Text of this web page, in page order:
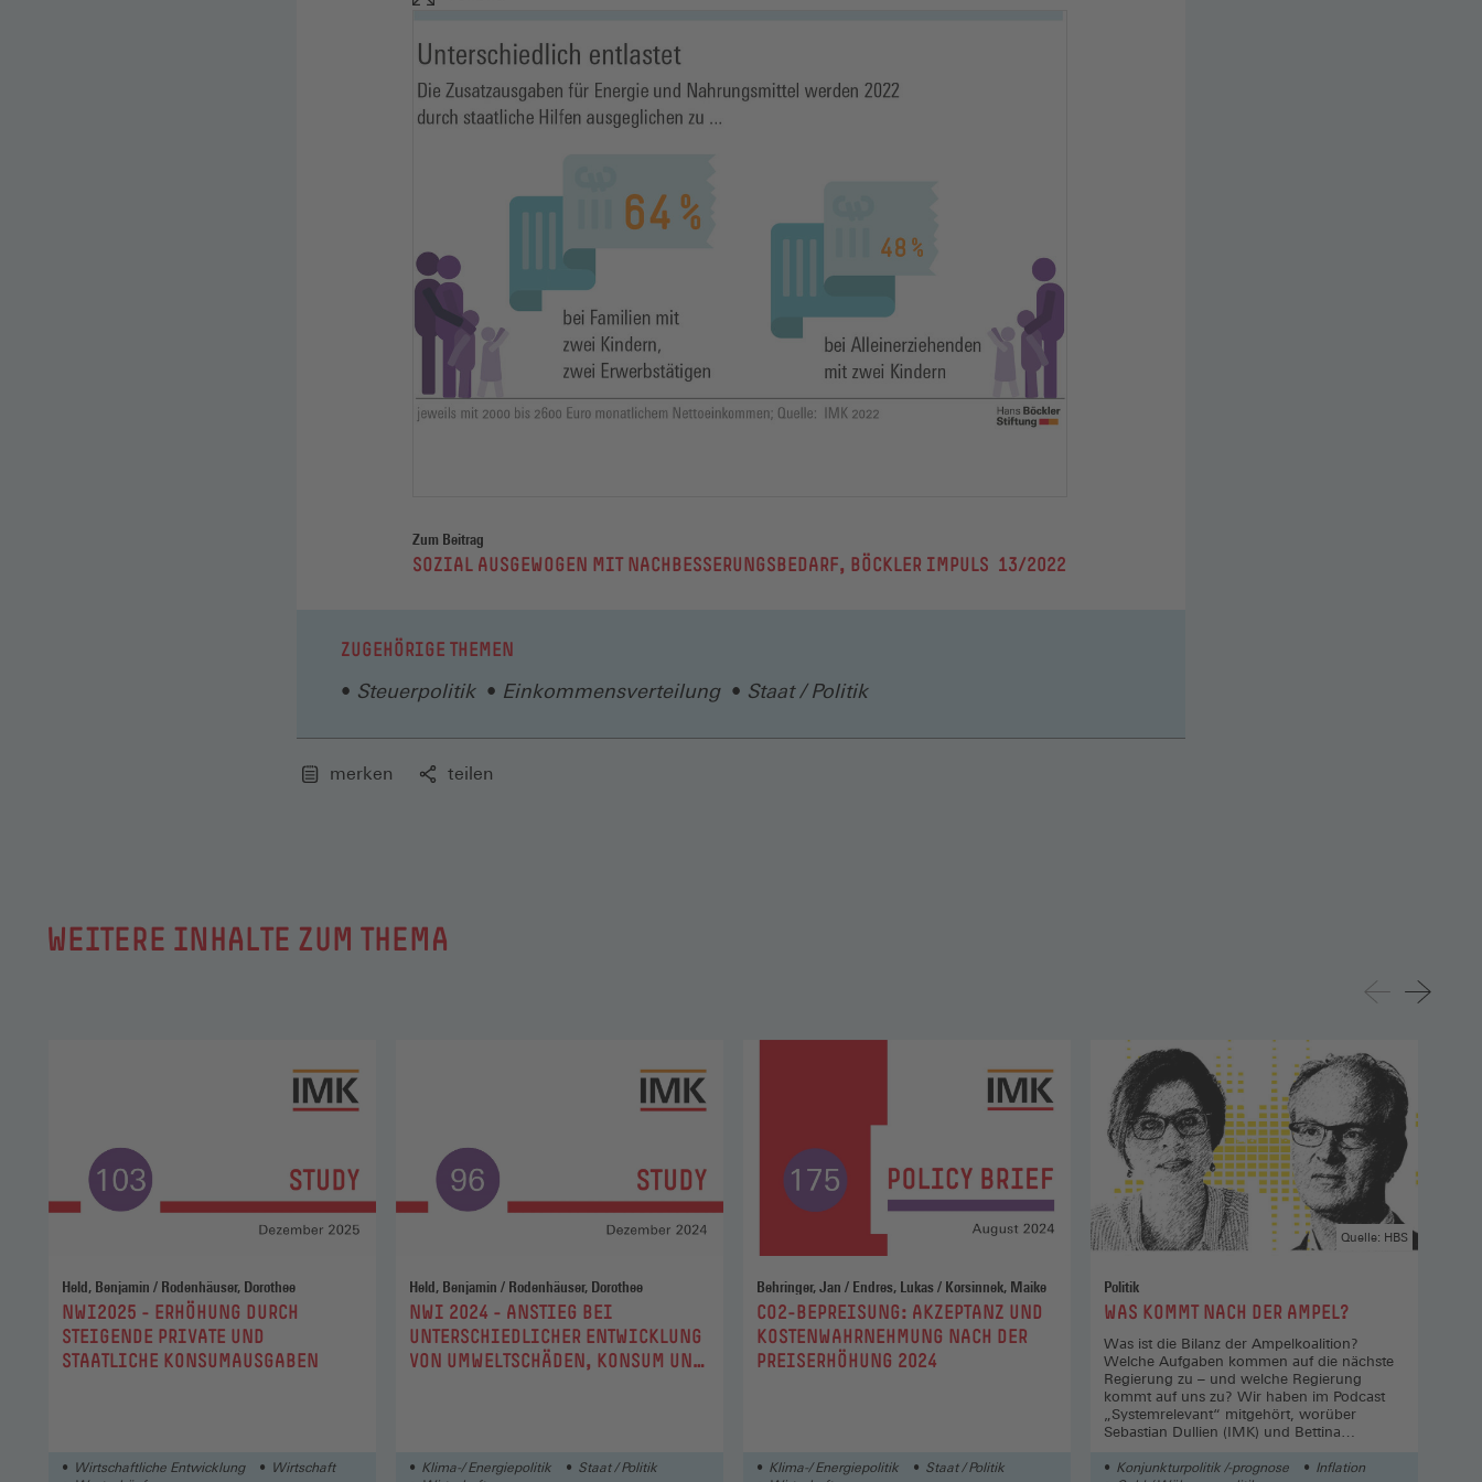
Zum Beitrag
:SOZIAL AUSGEWOGEN MIT NACHBESSERUNGSBEDARF, BÖCKLER IMPULS 13/2022
ZUGEHÖRIGE THEMEN
Steuerpolitik Einkommensverteilung Staat / Politik
merken teilen
WEITERE INHALTE ZUM THEMA
Held, Benjamin / Rodenhäuser, Dorothee
:NWI2025 - ERHÖHUNG DURCH
STEIGENDE PRIVATE UND
STAATLICHE KONSUMAUSGABEN
Wirtschaftliche Entwicklung
Wirtschaft
Held, Benjamin / Rodenhäuser, Dorothee
:NWI 2024 - ANSTIEG BEI
UNTERSCHIEDLICHER ENTWICKLUNG
VON UMWELTSCHÄDEN, KONSUM UND
Klima-/ Energiepolitik
Staat / Politik
Behringer, Jan / Endres, Lukas / Korsinnek, Maike
:CO2-BEPREISUNG: AKZEPTANZ UND
KOSTENWAHRNEHMUNG NACH DER
PREISERHÖHUNG 2024
Klima-/ Energiepolitik
Staat / Politik
Politik
:WAS KOMMT NACH DER AMPEL?
Quelle: HBS
Was ist die Bilanz der Ampelkoalition?
Welche Aufgaben kommen auf die nächste
Regierung zu – und welche Regierung
kommt auf uns zu? Wir haben im Podcast
„Systemrelevant“ mitgehört, worüber
Sebastian Dullien (IMK) und Bettina
Kay Meiners
Konjunkturpolitik /-prognose
Inflation